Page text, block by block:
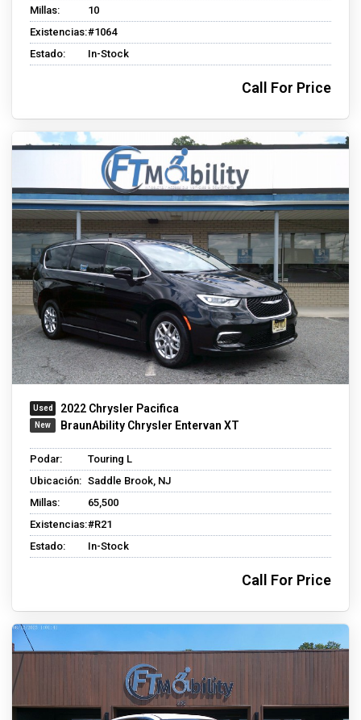
Millas:
10
Existencias:#1064
Estado:
In-Stock
Call For Price
2022 Chrysler Pacifica
BraunAbility Chrysler Entervan XT
Podar:
Touring L
Ubicación: Saddle Brook, NJ
Millas:
65,500
Existencias:#R21
Estado:
In-Stock
Call For Price